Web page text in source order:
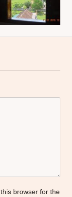
browser for the